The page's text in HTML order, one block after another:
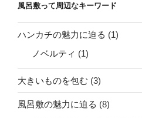
呂
敷
で
生
を
楽
し
風呂敷って周辺なキーワード
ハンカチの魅力に迫る (1)
ノベルティ (1)
大きいものを包む (3)
風呂敷の魅力に迫る (8)